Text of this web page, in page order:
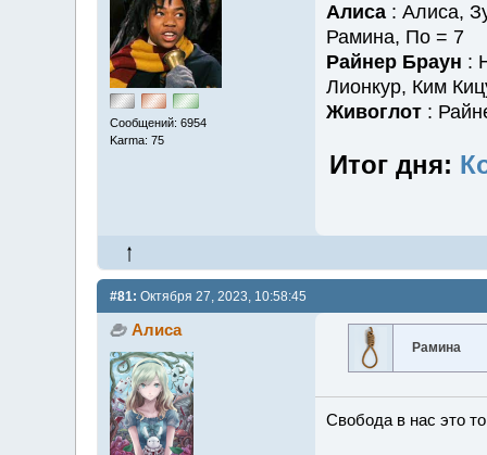
Сообщений: 6954
Karma: 75
Алиса: Алиса,
Рамина, По = 7
Райнер Браун :
Лионкур, Ким
Живоглот:
Итог дня:
#81: Октября 27, 2023, 10:58:45
Алиса
Рамина
Свобода в нас это